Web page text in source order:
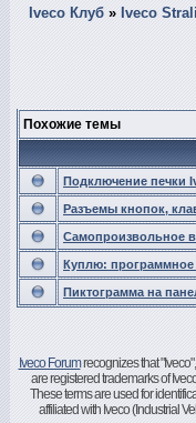
Iveco Клуб » Iveco
Похожие темы
Подключение печки
Разъемы кнопок,
Самопроизвольное
Куплю: программное
Пиктограмма на
Iveco Forumrecognizes that
are registered trademarks of
These terms are used for
affiliated with Iveco (Industrial